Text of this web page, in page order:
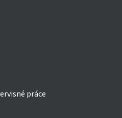
práce